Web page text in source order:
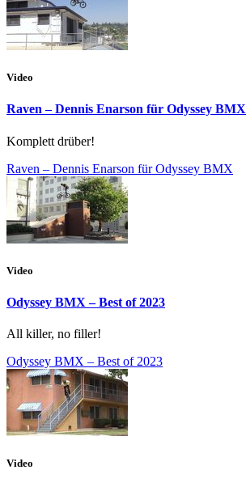
Video
Raven – Dennis Enarson für Odyssey BMX
Komplett drüber!
Raven – Dennis Enarson für Odyssey BMX
Video
Odyssey BMX – Best of 2023
All killer, no filler!
Odyssey BMX – Best of 2023
Video